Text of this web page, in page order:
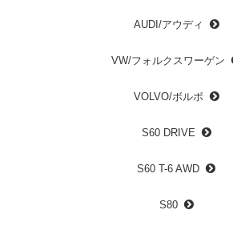
AUDI/アウディ
VW/フォルクスワーゲン
VOLVO/ボルボ
S60 DRIVE
S60 T-6 AWD
S80